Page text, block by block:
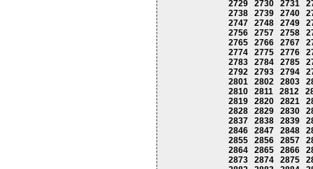
2729
2730 2731
2738
2739 2740
2747
2748 2749
2756
2757 2758
2765
2766 2767
2774
2775 2776
2783
2784 2785
2792
2793 2794
2801
2802 2803
2810
2811 2812
2819
2820 2821
2828
2829 2830
2837
2838 2839
2846
2847 2848
2855
2856 2857
2864
2865 2866
2873
2874 2875